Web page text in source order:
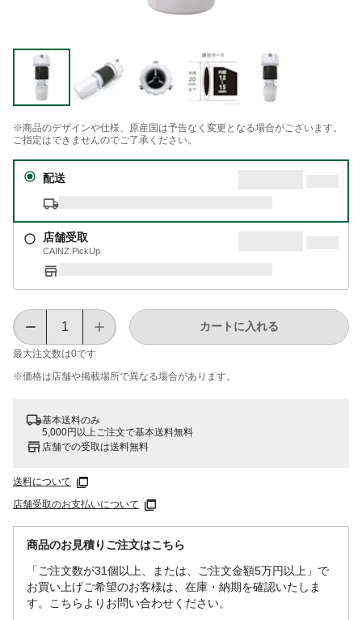
※商品のデザインや仕様、原産国は予告なく変更となる場合がございます。
ご指定はできませんのでご了承ください。
配送
店舗受取
CAINZ PickUp
最大注文数は0です
カートに入れる
※価格は​店舗や​掲載場所で​異なる​場合が​あります。
基本送料のみ
5,000円以上ご注文で基本送料無料
店舗での受取は送料無料
送料について
店舗受取のお支払いについて
商品のお見積りご注文はこちら
「ご注文数が31個以上、または、ご注文金額5万円以上」で
お買い上げご希望のお客様は、在庫・納期を確認いたしま
す。こちらよりお問い合わせください。